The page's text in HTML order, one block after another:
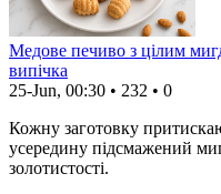
Медове печиво з цілим
випічка
25-Jun, 00:30 • 232 • 0
Кожну заготовку
усередину підсмажений
золотистості.